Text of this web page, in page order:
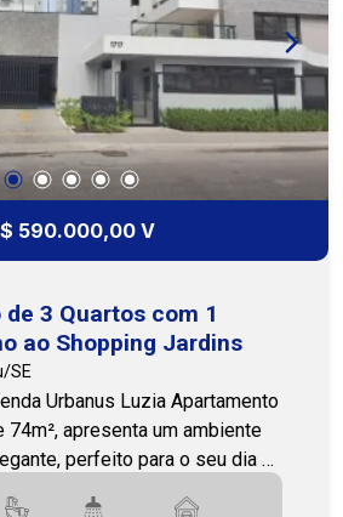
Cohab Premium Imobiliária PJ
/ 79 99809-2358
590.000,00 V
3 Quartos com 1
ao Shopping Jardins
SE
Urbanus Luzia Apartamento
74m², apresenta um ambiente
perfeito para o seu dia a
uma área com fácil acesso a